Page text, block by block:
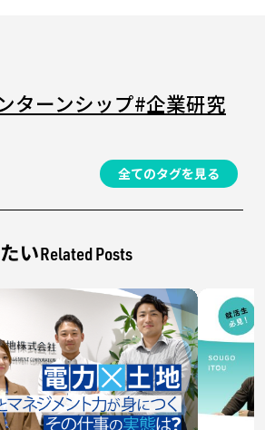
ターンシップ#企業研究
全てのタグを見る
Related Posts
い